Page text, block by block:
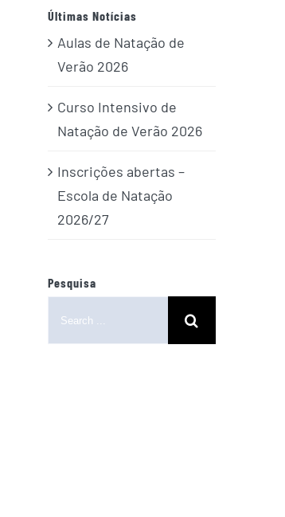
Últimas Notícias
Aulas de Natação de
Verão 2026
Curso Intensivo de
Natação de Verão 2026
Inscrições abertas –
Escola de Natação
2026/27
Pesquisa